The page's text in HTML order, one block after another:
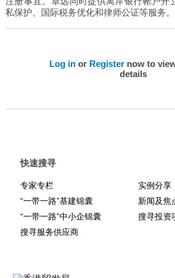
私保护、国际税务优化和律师公证等服务。
Log in or Register now to
details
快速搜寻
专家专栏
实例分享
“一带一路”基建锦囊
新闻及焦
“一带一路”中小企锦囊
搜寻投资
搜寻服务供应商